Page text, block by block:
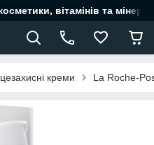
вітамінів та
креми La Roche-